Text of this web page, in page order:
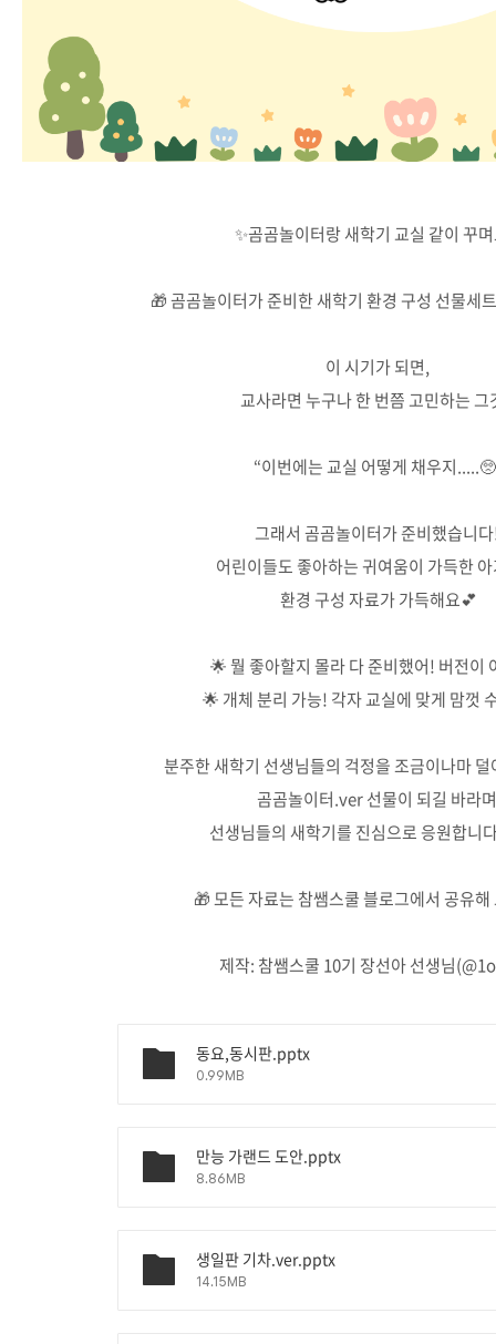
✨곰곰놀이터랑 새학기 교실 같이 꾸
🎁 곰곰놀이터가 준비한 새학기 환경 구성 선물세
이 시기가 되면,
교사라면 누구나 한 번쯤 고민하는
“이번에는 교실 어떻게 채우지
그래서 곰곰놀이터가 준비했습니
어린이들도 좋아하는 귀여움이 가득한
환경 구성 자료가 가득해요💕
🌟 뭘 좋아할지 몰라 다 준비했어! 버전이
🌟 개체 분리 가능! 각자 교실에 맞게 맘껏
분주한 새학기 선생님들의 걱정을 조금이나마
곰곰놀이터.ver 선물이 되길 바라
선생님들의 새학기를 진심으로 응원합니
🎁 모든 자료는 참쌤스쿨 블로그에서 공유
제작: 참쌤스쿨 10기 장선아 선생님
동요,동시판.pptx
0.99MB
만능 가랜드 도안.pptx
8.86MB
생일판 기차.ver.pptx
14.15MB